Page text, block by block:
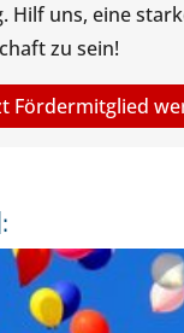
Hilf uns, eine
zu sein!
Fördermitglied